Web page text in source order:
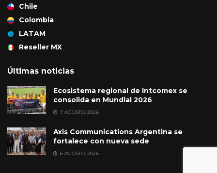
Chile
Colombia
LATAM
Reseller MX
Últimas noticias
Ecosistema regional de Intcomex se
consolida en Mundial 2026
7 AGOSTO, 2026
Axis Communications Argentina se
fortalece con nueva sede
6 AGOSTO, 2026